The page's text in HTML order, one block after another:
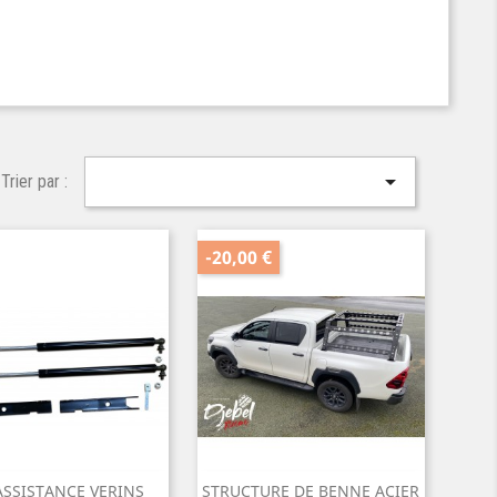
Trier par : 
VERINS
STRUCTURE DE BENNE ACIER
-20,00 €